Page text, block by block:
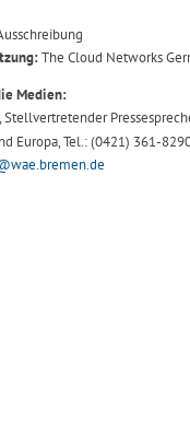
The Cloud Networks
Medien:
Stellvertretender
Europa, Tel.: (0421) 361-